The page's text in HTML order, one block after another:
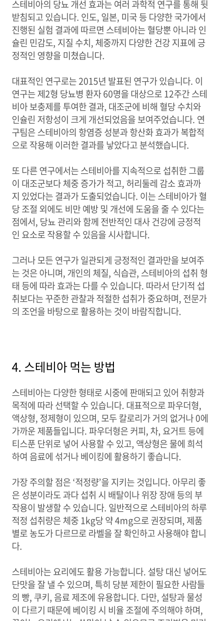
스테비아의 당뇨 개선 효과는 여러 과학적 연구를 통해 뒷
받침되고 있습니다. 인도, 일본, 미국 등 다양한 국가에서
진행된 실험 결과에 따르면 스테비아는 혈당뿐 아니라 인
슐린 민감도, 지질 수치, 체중까지 다양한 건강 지표에 긍
정적인 영향을 미쳤습니다.
대표적인 연구로는 2015년 발표된 연구가 있습니다. 이
연구는 제2형 당뇨병 환자 60명을 대상으로 12주간 스테
비아 보충제를 투여한 결과, 대조군에 비해 혈당 수치와
인슐린 저항성이 크게 개선되었음을 보여주었습니다. 연
구팀은 스테비아의 항염증 성분과 항산화 효과가 복합적
으로 작용해 이러한 결과를 낳았다고 분석했습니다.
또 다른 연구에서는 스테비아를 지속적으로 섭취한 그룹
이 대조군보다 체중 증가가 적고, 허리둘레 감소 효과까
지 있었다는 결과가 도출되었습니다. 이는 스테비아가 혈
당 조절 외에도 비만 예방 및 개선에 도움을 줄 수 있다는
점에서, 당뇨 관리와 함께 전반적인 대사 건강에 긍정적
인 요소로 작용할 수 있음을 시사합니다.
그러나 모든 연구가 일관되게 긍정적인 결과만을 보여주
는 것은 아니며, 개인의 체질, 식습관, 스테비아의 섭취 형
태 등에 따라 효과는 다를 수 있습니다. 따라서 단기적 섭
취보다는 꾸준한 관찰과 적절한 섭취가 중요하며, 전문가
의 조언을 바탕으로 활용하는 것이 바람직합니다.
4. 스테비아 먹는 방법
스테비아는 다양한 형태로 시중에 판매되고 있어 취향과
목적에 따라 선택할 수 있습니다. 대표적으로 파우더형,
액상형, 정제형이 있으며, 모두 칼로리가 거의 없거나 0에
가까운 제품들입니다. 파우더형은 커피, 차, 요거트 등에
티스푼 단위로 넣어 사용할 수 있고, 액상형은 물에 희석
하여 음료에 섞거나 베이킹에 활용하기 좋습니다.
가장 주의할 점은 ‘적정량’을 지키는 것입니다. 아무리 좋
은 성분이라도 과다 섭취 시 배탈이나 위장 장애 등의 부
작용이 발생할 수 있습니다. 일반적으로 스테비아의 하루
적정 섭취량은 체중 1kg당 약 4mg으로 권장되며, 제품
별로 농도가 다르므로 라벨을 잘 확인하고 사용해야 합니
다.
스테비아는 요리에도 활용 가능합니다. 설탕 대신 넣어도
단맛을 잘 낼 수 있으며, 특히 당분 제한이 필요한 사람들
의 빵, 쿠키, 음료 제조에 유용합니다. 다만, 설탕과 물성
이 다르기 때문에 베이킹 시 비율 조절에 주의해야 하며,